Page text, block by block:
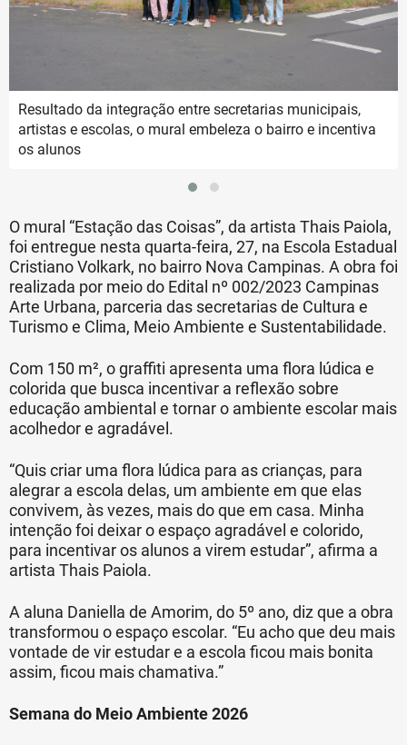
Resultado da integração entre secretarias municipais,
artistas e escolas, o mural embeleza o bairro e incentiva
os alunos
O mural “Estação das Coisas”, da artista Thais Paiola,
foi entregue nesta quarta-feira, 27, na Escola Estadual
Cristiano Volkark, no bairro Nova Campinas. A obra foi
realizada por meio do Edital nº 002/2023 Campinas
Arte Urbana, parceria das secretarias de Cultura e
Turismo e Clima, Meio Ambiente e Sustentabilidade.
Com 150 m², o graffiti apresenta uma flora lúdica e
colorida que busca incentivar a reflexão sobre
educação ambiental e tornar o ambiente escolar mais
acolhedor e agradável.
“Quis criar uma flora lúdica para as crianças, para
alegrar a escola delas, um ambiente em que elas
convivem, às vezes, mais do que em casa. Minha
intenção foi deixar o espaço agradável e colorido,
para incentivar os alunos a virem estudar”, afirma a
artista Thais Paiola.
A aluna Daniella de Amorim, do 5º ano, diz que a obra
transformou o espaço escolar. “Eu acho que deu mais
vontade de vir estudar e a escola ficou mais bonita
assim, ficou mais chamativa.”
Semana do Meio Ambiente 2026